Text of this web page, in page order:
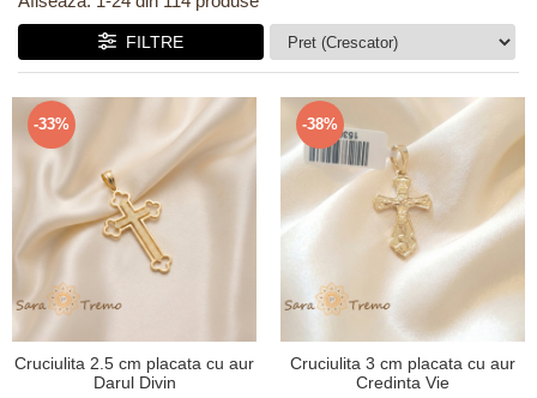
Bijuterii pentru barbati
Inele
Lanturi
Bratari
Talismane
Verighete
Bijuterii din argint placate cu aur
24K
FILTRE
-33%
Cruciulita 2.5 cm placata cu aur
Darul Divin
-38%
Cruciulita 3 cm placata cu aur
Credinta Vie